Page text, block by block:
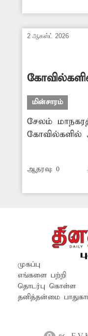
அதிகாரிகள்
2 ஆகஸ்ட் 2026
எரியவில்லை
மின்சாரம்
சேலம்
பெண்கள்
வணங்குவது
மாநகரில்
வந்து
பாதுகாப்பு
அதிகாரிகள்
கோவில்களில்
செய்ய
ஆதரவு: 0
முகப்பு
எங்களை பற்றி
தொடர்பு கொள்ள
தனித்தன்மை